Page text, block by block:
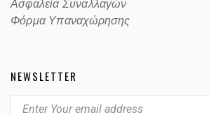
Ασφαλεία Συναλλαγών
Φόρμα Υπαναχώρησης
NEWSLETTER